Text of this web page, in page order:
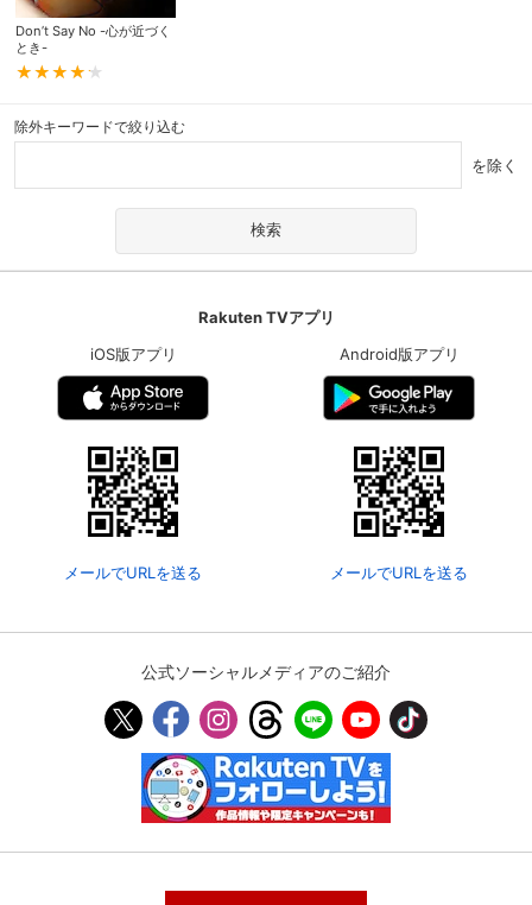
Don’t Say No -心が近づく
とき-
除外キーワードで絞り込む
を除く
Rakuten TVアプリ
iOS版アプリ
メールでURLを送る
Android版アプリ
メールでURLを送る
公式ソーシャルメディアのご紹介